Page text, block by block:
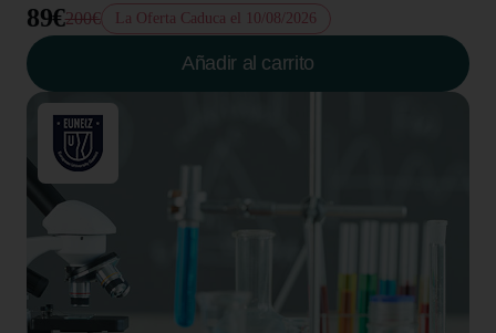
89€200€ La Oferta Caduca el 10/08/2026
Añadir al carrito